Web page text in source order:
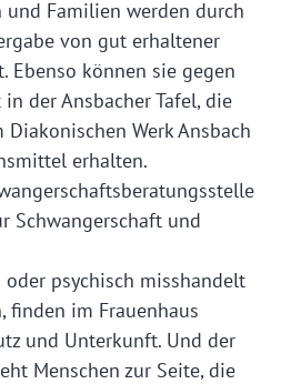
und Familien werden durch
von gut erhaltener
Ebenso können sie gegen
der Ansbacher Tafel, die
Werk Ansbach
erhalten.
Schwangerschaft und
oder psychisch misshandelt
finden im Frauenhaus
und Unterkunft. Und der
Menschen zur Seite, die